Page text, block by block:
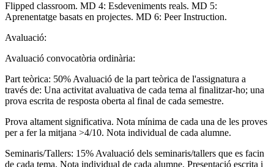
Flipped classroom. MD 4: Esdeveniments reals. MD 5:
Aprenentatge basats en projectes. MD 6: Peer Instruction.
Avaluació:
Avaluació convocatòria ordinària:
Part teòrica: 50% Avaluació de la part teòrica de l'assignatura a
través de: Una activitat avaluativa de cada tema al finalitzar-ho; una
prova escrita de resposta oberta al final de cada semestre.
Prova altament significativa. Nota mínima de cada una de les proves
per a fer la mitjana >4/10. Nota individual de cada alumne.
Seminaris/Tallers: 15% Avaluació dels seminaris/tallers que es facin
de cada tema. Nota individual de cada alumne. Presentació escrita i